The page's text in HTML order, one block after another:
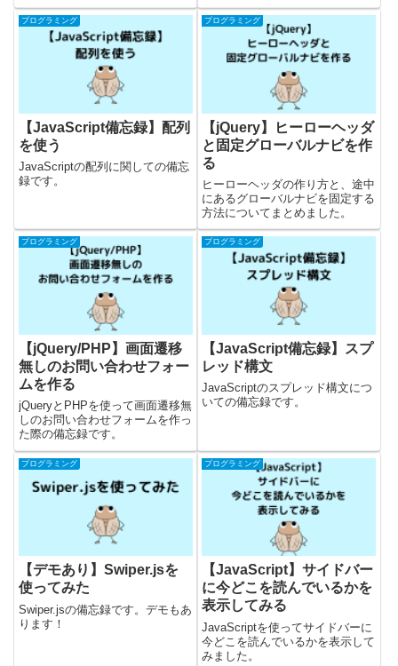
プログラミング
【JavaScript備忘録】配列
を使う
JavaScriptの配列に関しての備忘
録です。
プログラミング
【jQuery】ヒーローヘッダ
と固定グローバルナビを作
る
ヒーローヘッダの作り方と、途中
にあるグローバルナビを固定する
方法についてまとめました。
プログラミング
【jQuery/PHP】画面遷移
無しのお問い合わせフォー
ムを作る
jQueryとPHPを使って画面遷移無
しのお問い合わせフォームを作っ
た際の備忘録です。
プログラミング
【JavaScript備忘録】スプ
レッド構文
JavaScriptのスプレッド構文につ
いての備忘録です。
プログラミング
【デモあり】Swiper.jsを
使ってみた
Swiper.jsの備忘録です。デモもあ
ります！
プログラミング
【JavaScript】サイドバー
に今どこを読んでいるかを
表示してみる
JavaScriptを使ってサイドバーに
今どこを読んでいるかを表示して
みました。